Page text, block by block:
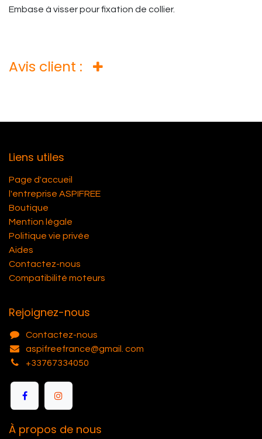
Embase à visser pour fixation de collier.
Avis client :
Liens utiles
Page d'accueil
l'entreprise ASPIFREE
Boutique
Mention légale
Politique vie privée
Aides
Contactez-nous
Compatibilité moteurs
Rejoignez-nous
Contactez-nous
aspifreefrance@gmail. com
+33767334050
À propos de nous